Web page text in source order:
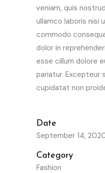
veniam, quis
ullamco laboris nisi
commodo
dolor in
esse cillum dolore
pariatur. Excepteur
cupidatat non
Date
September 14,
Category
Fashion